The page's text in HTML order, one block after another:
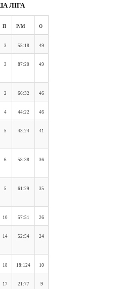
ЛІГА
П Р/М О
3 55:18 49
3 87:20 49
2 66:32 46
4 44:22 46
5 43:24 41
6 58:38 36
5 61:29 35
10 57:51 26
14 52:54 24
18 18:124 10
17 21:77 9